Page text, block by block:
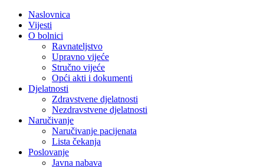
Naslovnica
Vijesti
O bolnici
Ravnateljstvo
Upravno vijeće
Stručno vijeće
Opći akti i dokumenti
Djelatnosti
Zdravstvene djelatnosti
Nezdravstvene djelatnosti
Naručivanje
Naručivanje pacijenata
Lista čekanja
Poslovanje
Javna nabava